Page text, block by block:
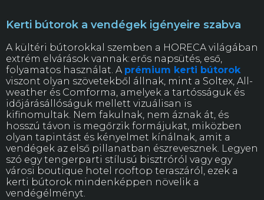
Kerti bútorok a vendégek igényeire szabva
A kültéri bútorokkal szemben a HORECA világában
extrém elvárások vannak: erős napsütés, eső,
folyamatos használat. A prémium kerti bútorok
viszont olyan szövetekből állnak, mint a Soltex, All-
weather és Comforma, amelyek a tartósságuk és
időjárásállóságuk mellett vizuálisan is
kifinomultak. Nem fakulnak, nem áznak át, és
hosszú távon is megőrzik formájukat, miközben
olyan tapintást és kényelmet kínálnak, amit a
vendégek az első pillanatban észrevesznek. Legyen
szó egy tengerparti stílusú bisztróról vagy egy
városi boutique hotel rooftop teraszáról, ezek a
kerti bútorok mindenképpen növelik a
vendégélményt.